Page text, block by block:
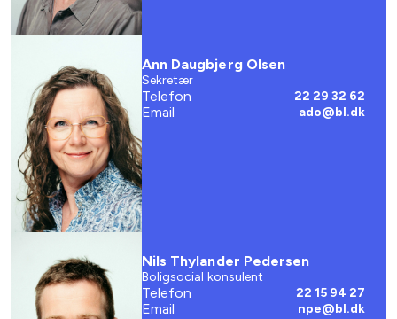
Ann Daugbjerg Olsen
Sekretær
Telefon 22 29 32 62
Email ado@bl.dk
Nils Thylander Pedersen
Boligsocial konsulent
Telefon 22 15 94 27
Email npe@bl.dk